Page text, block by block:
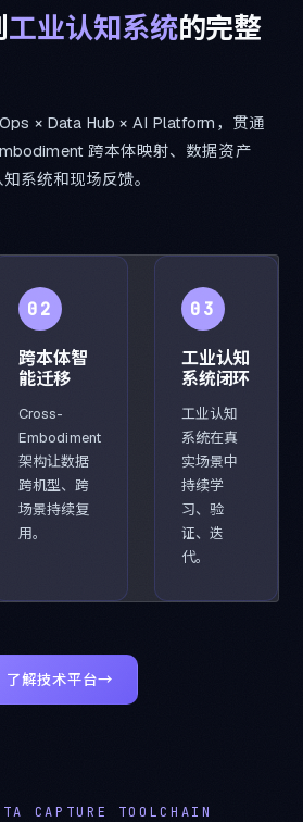
工业认知系统的完整
× Data Hub × AI Platform，贯通
跨本体映射、数据资产
系统和现场反馈。
02
跨本体智
能迁移
Cross-
Embodiment
架构让数据
跨机型、跨
场景持续复
用。
03
工业认知
系统闭环
工业认知
系统在真
实场景中
持续学
习、验
证、迭
代。
了解技术平台→
CAPTURE TOOLCHAIN